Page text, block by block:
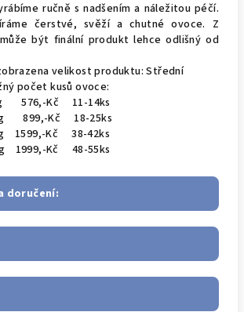
ručně s nadšením a náležitou péčí.
čerstvé, svěží a chutné ovoce. Z
být finální produkt lehce odlišný od
velikost produktu: Střední
počet kusů ovoce:
Kč 11-14ks
899,-Kč 18-25ks
Kč 38-42ks
Kč 48-55ks
doručení: